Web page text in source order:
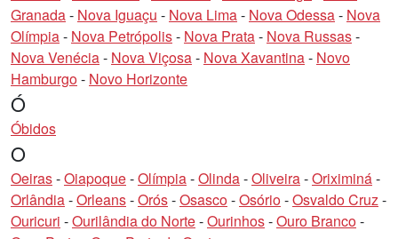
Granada- Nova Iguaçu - Nova Lima- Nova Odessa- Nova
Olímpia- Nova Petrópolis- Nova Prata- Nova Russas-
Nova Venécia- Nova Viçosa- Nova Xavantina- Novo
Hamburgo- Novo Horizonte
Ó
Óbidos
O
Oeiras-Oiapoque-Olímpia-Olinda-Oliveira-Oriximiná-
Orlândia-Orleans-Orós-Osasco-Osório-Osvaldo Cruz-
Ouricuri -Ourilândia do Norte-Ourinhos-Ouro Branco-